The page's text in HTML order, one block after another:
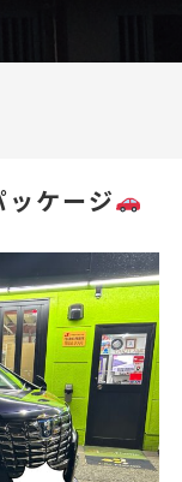
ッケージ